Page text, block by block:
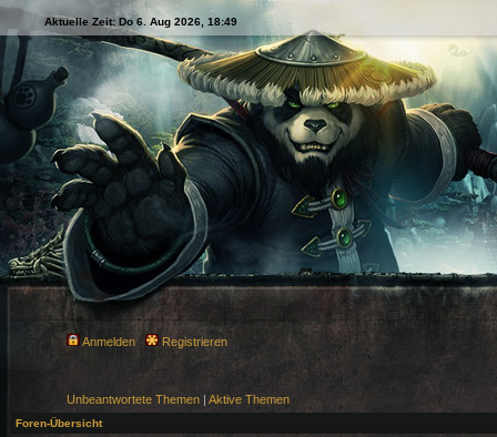
Aktuelle Zeit: Do 6. Aug 2026, 18:49
Anmelden Registrieren
Unbeantwortete Themen | Aktive Themen
Foren-Übersicht